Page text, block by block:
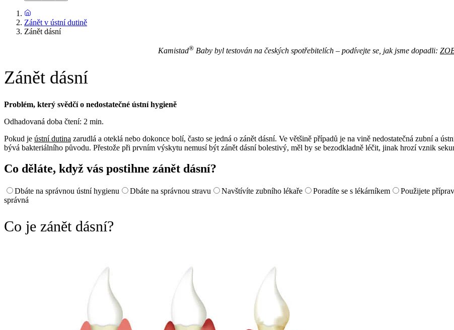
Zánět v ústní dutině
Zánět dásní
Kamistad® Baby byl testován na českých spotřebitelích – podívejte se, jak jsme dopadli:
Zánět dásní
Problém, který svědčí o nedostatečné ústní hygieně
Odhadovaná doba čtení: 2 min.
Pokud je ústní dutina zarudlá a oteklá nebo dokonce bolí, často se jedná o zánět dásní. Ve většině případů je na vině nedostatečná zubní a
bývá bakteriálního původu. Přestože při prvním výskytu nemusí být zánět dásní bolestivý, měl by se bezodkladně léčit, jinak hrozí vznik
Co děláte, když vás postihne zánět dásní?
Dbáte na správnou ústní hygienu Dbáte na správnou stravu Navštívíte zubního lékaře Poradíte se s lékárníkem Použijete
správná
Co je zánět dásní?